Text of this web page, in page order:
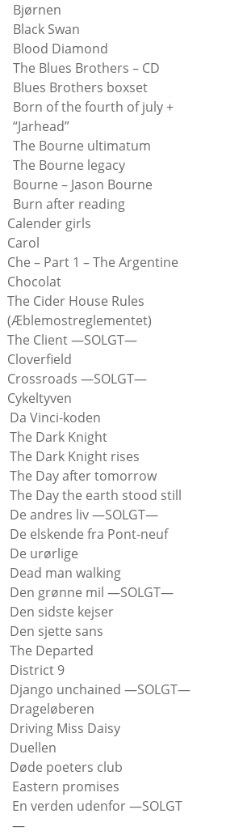
Bjørnen
Black Swan
Blood Diamond
The Blues Brothers – CD
Blues Brothers boxset
Born of the fourth of july +
“Jarhead”
The Bourne ultimatum
The Bourne legacy
Bourne – Jason Bourne
Burn after reading
Calender girls
Carol
Che – Part 1 – The Argentine
Chocolat
The Cider House Rules
(Æblemostreglementet)
The Client —SOLGT—
Cloverfield
Crossroads —SOLGT—
Cykeltyven
Da Vinci-koden
The Dark Knight
The Dark Knight rises
The Day after tomorrow
The Day the earth stood still
De andres liv —SOLGT—
De elskende fra Pont-neuf
De urørlige
Dead man walking
Den grønne mil —SOLGT—
Den sidste kejser
Den sjette sans
The Departed
District 9
Django unchained —SOLGT—
Drageløberen
Driving Miss Daisy
Duellen
Døde poeters club
Eastern promises
En verden udenfor —SOLGT
—